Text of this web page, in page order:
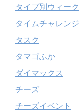
タイプ別ウィーク
タイムチャレンジ
タスク
タマゴふか
ダイマックス
チーズ
チーズイベント